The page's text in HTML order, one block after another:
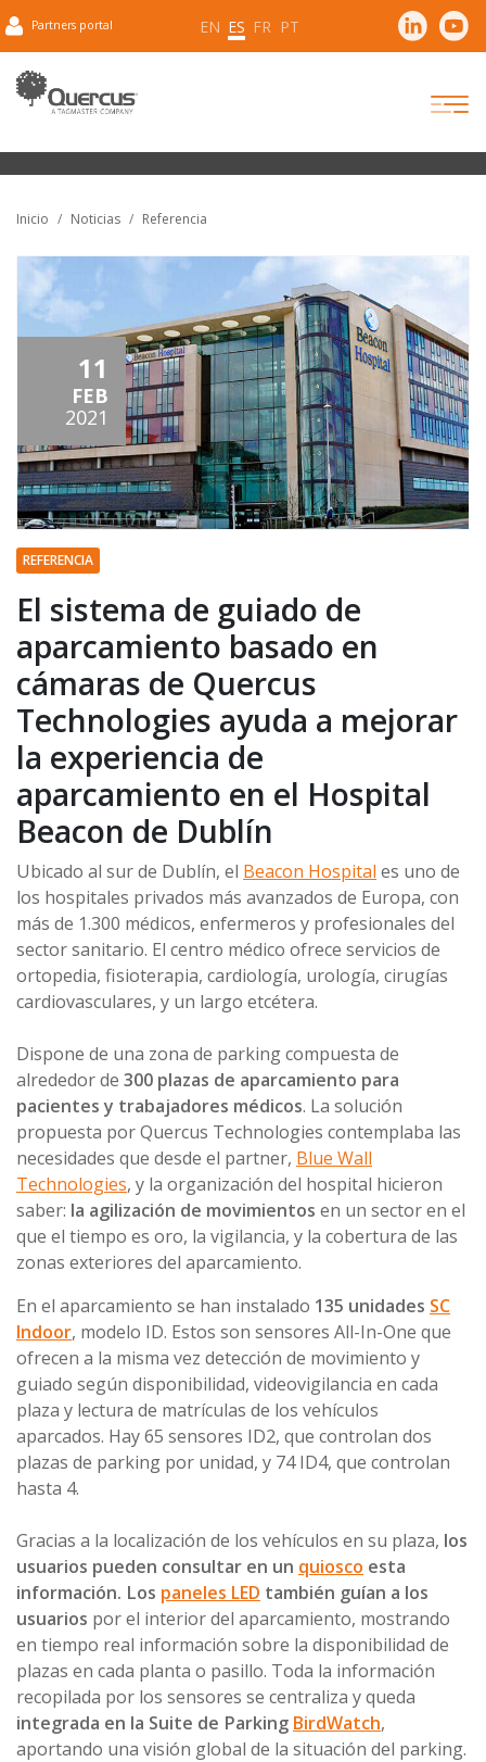
Partners portal EN ES FR PT
Inicio Noticias Referencia
11
FEB
2021
REFERENCIA
El sistema de guiado de
aparcamiento basado en
cámaras de Quercus
Technologies ayuda a mejorar
la experiencia de
aparcamiento en el Hospital
Beacon de Dublín
Ubicado al sur de Dublín, el Beacon Hospital es uno de
los hospitales privados más avanzados de Europa, con
más de 1.300 médicos, enfermeros y profesionales del
sector sanitario. El centro médico ofrece servicios de
ortopedia, fisioterapia, cardiología, urología, cirugías
cardiovasculares, y un largo etcétera.
Dispone de una zona de parking compuesta de
alrededor de 300 plazas de aparcamiento para
pacientes y trabajadores médicos. La solución
propuesta por Quercus Technologies contemplaba las
necesidades que desde el partner, Blue Wall
Technologies, y la organización del hospital hicieron
saber: la agilización de movimientos en un sector en el
que el tiempo es oro, la vigilancia, y la cobertura de las
zonas exteriores del aparcamiento.
En el aparcamiento se han instalado 135 unidades SC
Indoor, modelo ID. Estos son sensores All-In-One que
ofrecen a la misma vez detección de movimiento y
guiado según disponibilidad, videovigilancia en cada
plaza y lectura de matrículas de los vehículos
aparcados. Hay 65 sensores ID2, que controlan dos
plazas de parking por unidad, y 74 ID4, que controlan
hasta 4.
Gracias a la localización de los vehículos en su plaza, los
usuarios pueden consultar en un quiosco esta
información. Los paneles LED también guían a los
usuarios por el interior del aparcamiento, mostrando
en tiempo real información sobre la disponibilidad de
plazas en cada planta o pasillo. Toda la información
recopilada por los sensores se centraliza y queda
integrada en la Suite de Parking BirdWatch,
aportando una visión global de la situación del parking.